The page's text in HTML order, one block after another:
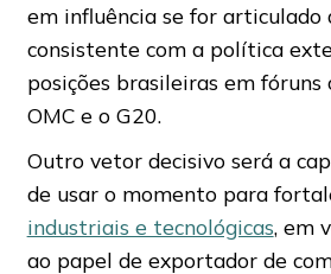
em influência se for articulado
consistente com a política
posições brasileiras em fóruns
OMC e o G20.
Outro vetor decisivo será a
de usar o momento para
industriais e tecnológicas, em
ao papel de exportador de